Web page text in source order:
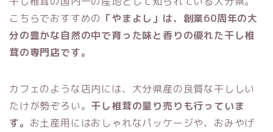
こちらでおすすめの 「やまよし」は、創業60周年の大
分の豊かな自然の中で育った味と香りの優れた干し椎
茸の専門店です。
カフェのような店内には、大分県産の良質な干ししい
たけが勢ぞろい。 干し椎茸の量り売りも行っていま
す。 お土産用にはおしゃれなパッケージや、おみやげ